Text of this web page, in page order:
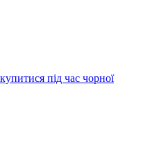
під час чорної